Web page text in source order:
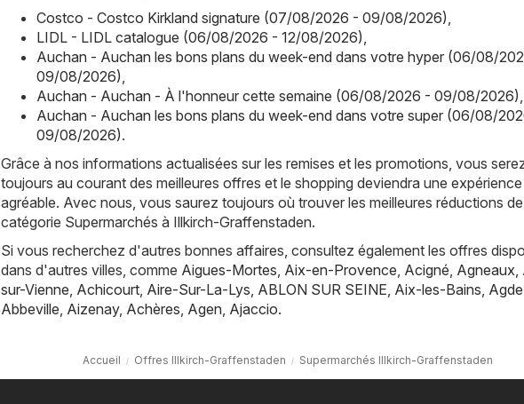
Costco - Costco Kirkland signature (07/08/2026 - 09/08/2026),
LIDL - LIDL catalogue (06/08/2026 - 12/08/2026),
Auchan - Auchan les bons plans du week-end dans votre hyper (06/08/
09/08/2026),
Auchan - Auchan - À l'honneur cette semaine (06/08/2026 - 09/08/2026),
Auchan - Auchan les bons plans du week-end dans votre super (06/08/
09/08/2026).
Grâce à nos informations actualisées sur les remises et les promotions, vous
toujours au courant des meilleures offres et le shopping deviendra une expérience
agréable. Avec nous, vous saurez toujours où trouver les meilleures réductions
catégorie Supermarchés à Illkirch-Graffenstaden.
Si vous recherchez d'autres bonnes affaires, consultez également les offres
dans d'autres villes, comme Aigues-Mortes, Aix-en-Provence, Acigné, Agneaux,
sur-Vienne, Achicourt, Aire-Sur-La-Lys, ABLON SUR SEINE, Aix-les-Bains, Agde
Abbeville, Aizenay, Achères, Agen, Ajaccio.
Accueil Offres Illkirch-Graffenstaden Supermarchés Illkirch-Graffenstaden